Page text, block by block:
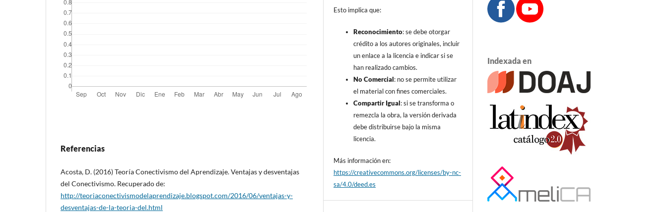
Referencias
Acosta, D. (2016) Teoría Conectivismo del Aprendizaje. Ventajas y desventajas
del Conectivismo. Recuperado de:
http://teoriaconectivismodelaprendizaje.blogspot.com/2016/06/ventajas-y-
desventajas-de-la-teoria-del.html
Esto implica que:
Reconocimiento: se debe otorgar
crédito a los autores originales, incluir
un enlace a la licencia e indicar si se
han realizado cambios.
No Comercial: no se permite utilizar
el material con fines comerciales.
Compartir Igual: si se transforma o
remezcla la obra, la versión derivada
debe distribuirse bajo la misma
licencia.
Más información en:
https://creativecommons.org/licenses/by-nc-
sa/4.0/deed.es
Indexada en